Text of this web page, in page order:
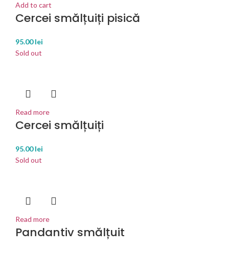
Add to cart
Cercei smălțuiți pisică
95.00lei
Sold out
Read more
Cercei smălțuiți
95.00lei
Sold out
Read more
Pandantiv smălțuit